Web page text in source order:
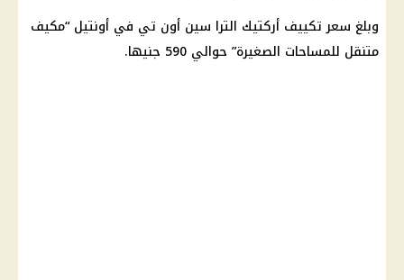
وبلغ سعرتكييف أركتيك الترا سين أون تي في أونتيل “مكيف
متنقل للمساحات الصغيرة” حوالي 590 جنيها.